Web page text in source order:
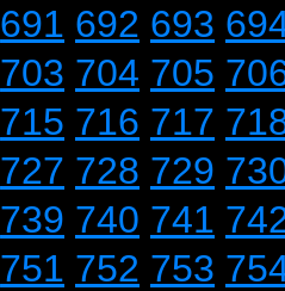
691 692 693
703 704 705
715 716 717
727 728 729
739 740 741
751 752 753